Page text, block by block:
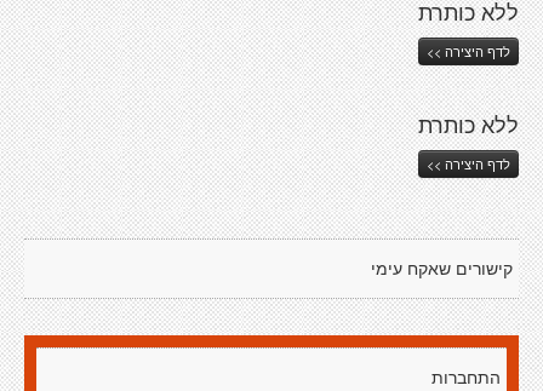
ללא כותרת
לדף היצירה >>
ללא כותרת
לדף היצירה >>
קישורים שאקח עימי
התחברות